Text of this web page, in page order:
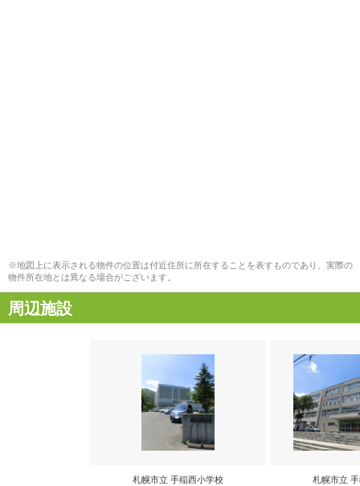
※地図上に表示される物件の位置は付近住所に所在することを表すものであり、実際の
物件所在地とは異なる場合がございます。
周辺施設
札幌市立 手稲西小学校 札幌市立